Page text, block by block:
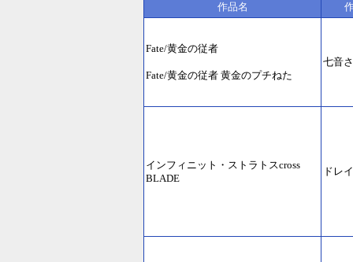
作品名
Fate/黄金の従者
Fate/黄金の従者 黄金のプチねた
七音
インフィニット・ストラトスcross
BLADE
ドレ